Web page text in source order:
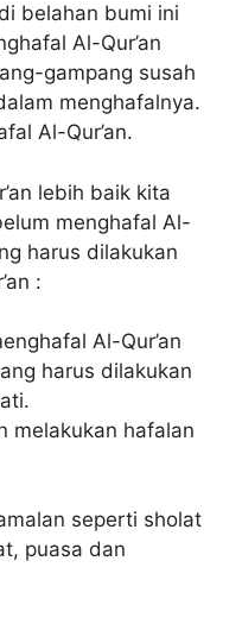
belahan bumi ini
Al-Qur’an
gampang susah
menghafalnya.
Al-Qur’an.
lebih baik kita
menghafal Al-
harus dilakukan
:
Al-Qur’an
harus dilakukan
melakukan hafalan
seperti sholat
puasa dan